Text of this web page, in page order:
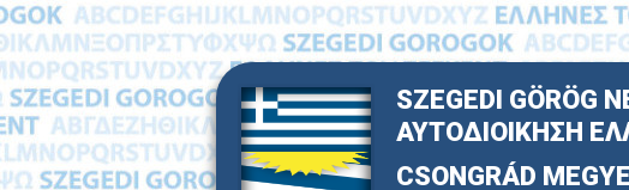
Skip
to
content
SZEGEDI GÖRÖG
ΑΥΤΟΔΙΟΙΚΗΣΗ
CSONGRÁD